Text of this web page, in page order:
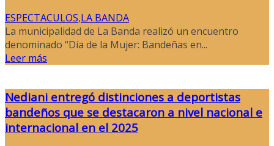
ESPECTACULOS,LA BANDA
La municipalidad de La Banda realizó un encuentro
denominado “Día de la Mujer: Bandeñas en...
Leer más
Nediani entregó distinciones a deportistas
bandeños que se destacaron a nivel nacional e
internacional en el 2025